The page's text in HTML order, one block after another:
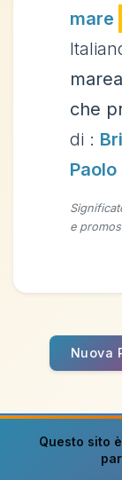
mare
che
di :
Paolo
e
Nuova
Questo sito